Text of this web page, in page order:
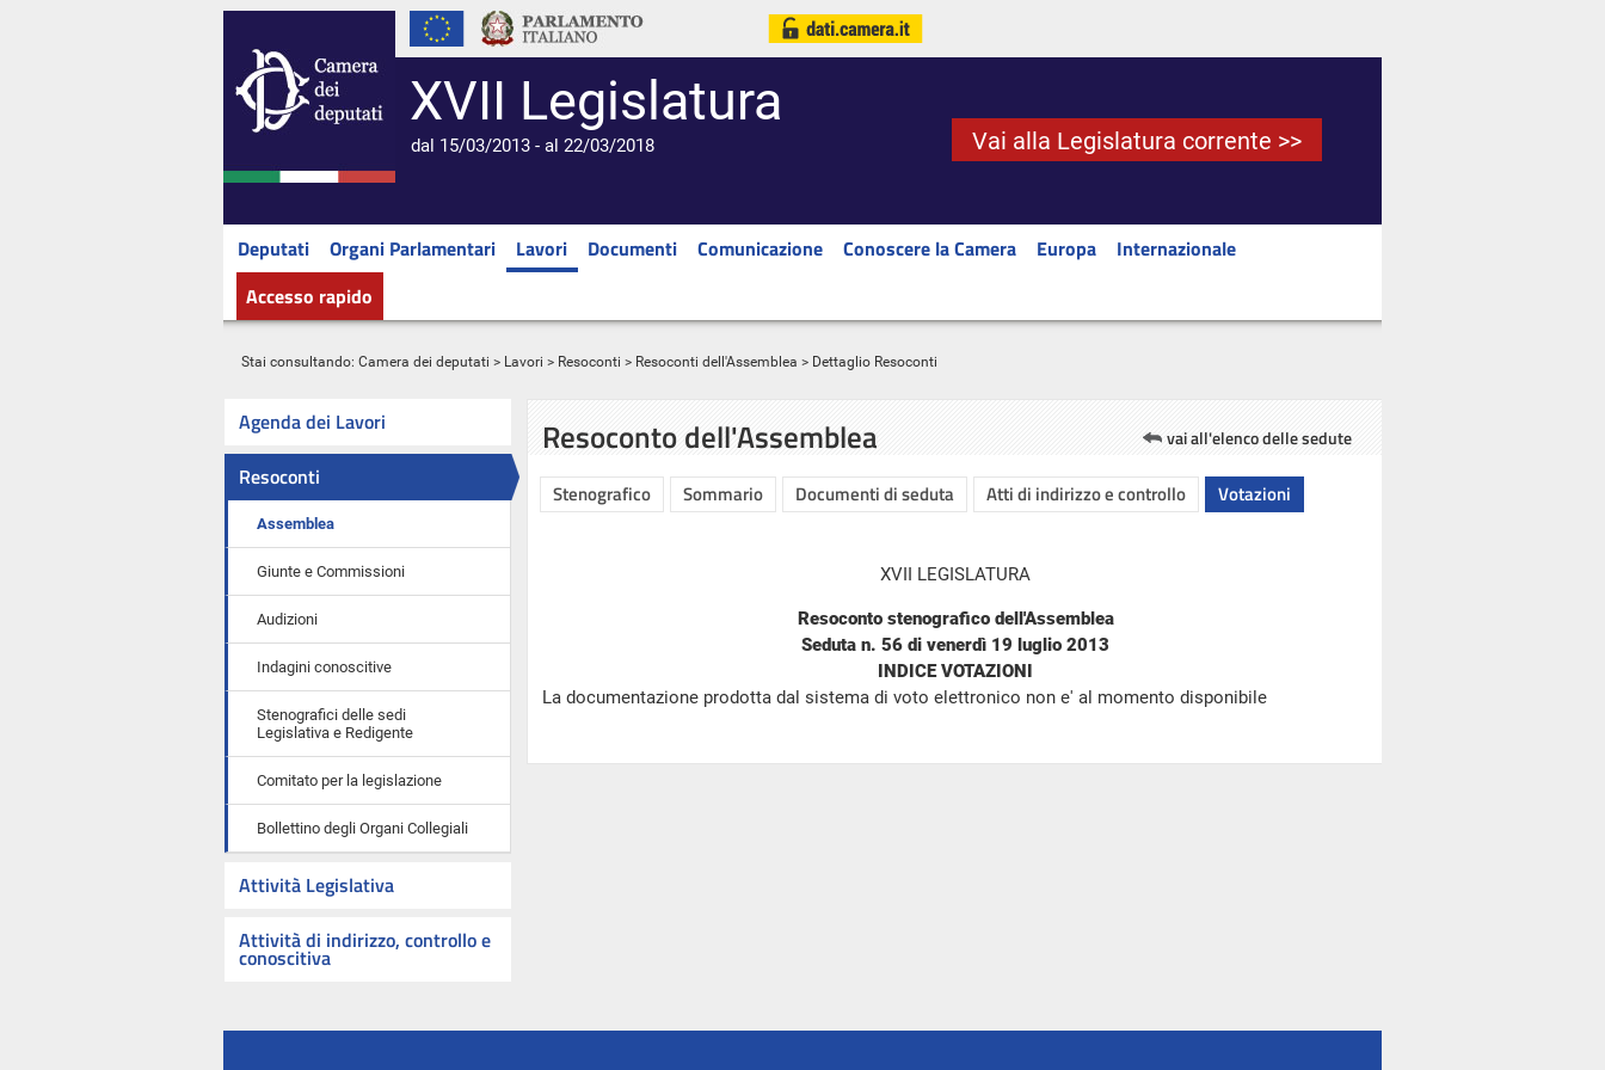
XVII Legislatura
dal 15/03/2013 - al 22/03/2018 Vai alla Legislatura corrente >>
Deputati Organi Parlamentari Lavori Documenti Comunicazione Conoscere la Camera Europa
Internazionale
Accesso rapido
Stai consultando: Camera dei deputati > Lavori > Resoconti > Resoconti dell'Assemblea > Dettaglio Resoconti
Agenda dei Lavori
Resoconti
Assemblea
Giunte e Commissioni
Audizioni
Indagini conoscitive
Stenografici delle sedi
Legislativa e Redigente
Comitato per la legislazione
Bollettino degli Organi Collegiali
Attività Legislativa
Attività di indirizzo, controllo e
conoscitiva
Resoconto dell'Assemblea vai all'elenco delle sedute
Stenografico Sommario Documenti di seduta Atti di indirizzo e controllo Votazioni
XVII LEGISLATURA
Resoconto stenografico dell'Assemblea
Seduta n. 56 di venerdì 19 luglio 2013
INDICE VOTAZIONI
La documentazione prodotta dal sistema di voto elettronico non e' al momento disponibile